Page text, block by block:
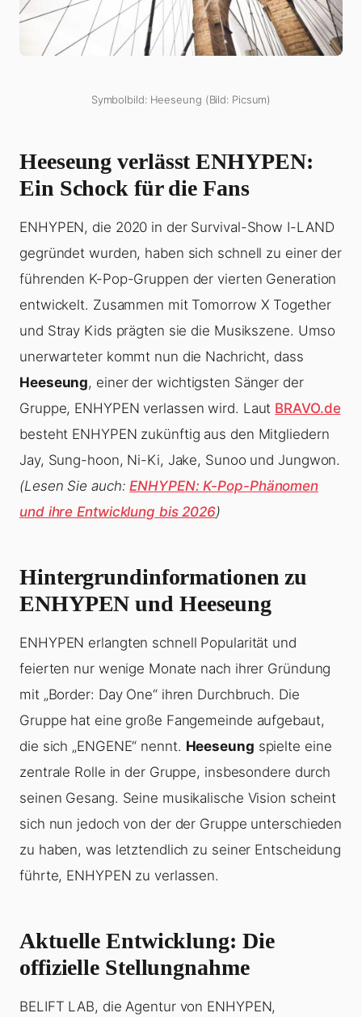
Symbolbild: Heeseung (Bild: Picsum)
Heeseung verlässt ENHYPEN:
Ein Schock für die Fans
ENHYPEN, die 2020 in der Survival-Show I-LAND
gegründet wurden, haben sich schnell zu einer der
führenden K-Pop-Gruppen der vierten Generation
entwickelt. Zusammen mit Tomorrow X Together
und Stray Kids prägten sie die Musikszene. Umso
unerwarteter kommt nun die Nachricht, dass
Heeseung, einer der wichtigsten Sänger der
Gruppe, ENHYPEN verlassen wird. Laut BRAVO.de
besteht ENHYPEN zukünftig aus den Mitgliedern
Jay, Sung-hoon, Ni-Ki, Jake, Sunoo und Jungwon.
(Lesen Sie auch:ENHYPEN: K-Pop-Phänomen
und ihre Entwicklung bis 2026)
Hintergrundinformationen zu
ENHYPEN und Heeseung
ENHYPEN erlangten schnell Popularität und
feierten nur wenige Monate nach ihrer Gründung
mit „Border: Day One“ ihren Durchbruch. Die
Gruppe hat eine große Fangemeinde aufgebaut,
die sich „ENGENE“ nennt. Heeseung spielte eine
zentrale Rolle in der Gruppe, insbesondere durch
seinen Gesang. Seine musikalische Vision scheint
sich nun jedoch von der der Gruppe unterschieden
zu haben, was letztendlich zu seiner Entscheidung
führte, ENHYPEN zu verlassen.
Aktuelle Entwicklung: Die
offizielle Stellungnahme
BELIFT LAB, die Agentur von ENHYPEN,